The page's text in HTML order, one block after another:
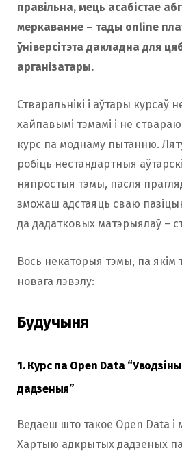
правільна, мець асабістае
меркаванне – тады online
ўніверсітэта дакладна для
арганізатары.
Стваральнікі і аўтары курсаў
хайпавымі тэмамі і не
курс па моднаму пытанню.
робіць нестандартныя
няпростыя тэмы, пасля
зможаш адстаяць сваю
да дадатковых матэрыялаў –
Вось некаторыя тэмы, па якім
новага лэвэлу:
Будучыня
1. Курс па Open Data
дадзеныя”
Ведаеш што такое Open Data
Хартыю адкрытых дадзеных па